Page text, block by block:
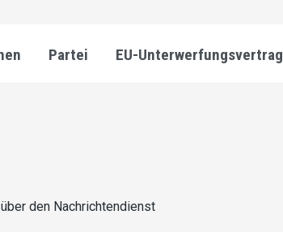
Partei EU-Unterwerfungsvertrag
den Nachrichtendienst